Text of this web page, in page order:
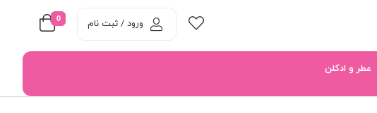
0 ورود / ثبت نام
عطر و ادکلن